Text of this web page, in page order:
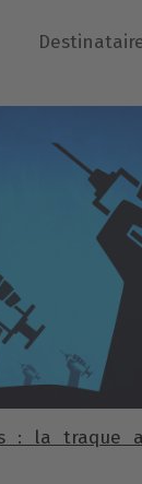
: la traque